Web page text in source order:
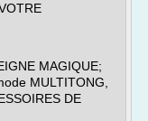
MAGIQUE;
MULTITONG,
DE